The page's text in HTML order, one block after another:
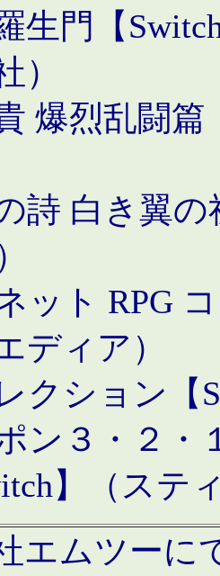
生門【
）
爆烈乱闘篇
詩 白き翼
ット RPG
ディア）
クション【
ン３・２
】（ステ
エムツーに